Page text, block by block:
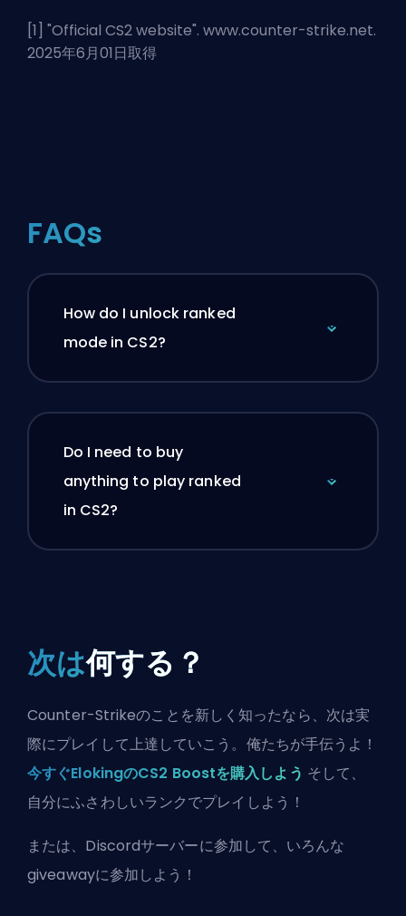
[1] "Official CS2 website". www.counter-strike.net.
2025年6月01日取得
FAQs
How do I unlock ranked
mode in CS2?
Do I need to buy
anything to play ranked
in CS2?
次は何する？
Counter-Strikeのことを新しく知ったなら、次は実
際にプレイして上達していこう。俺たちが手伝うよ！
今すぐElokingのCS2 Boostを購入しよう そして、
自分にふさわしいランクでプレイしよう！
または、 Discordサーバーに参加して、いろんな
giveawayに参加しよう！